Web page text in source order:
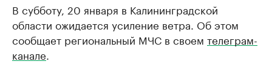
В субботу, 20 января в Калининградской
области ожидается усиление ветра. Об этом
сообщает региональный МЧС в своем телеграм-
канале.